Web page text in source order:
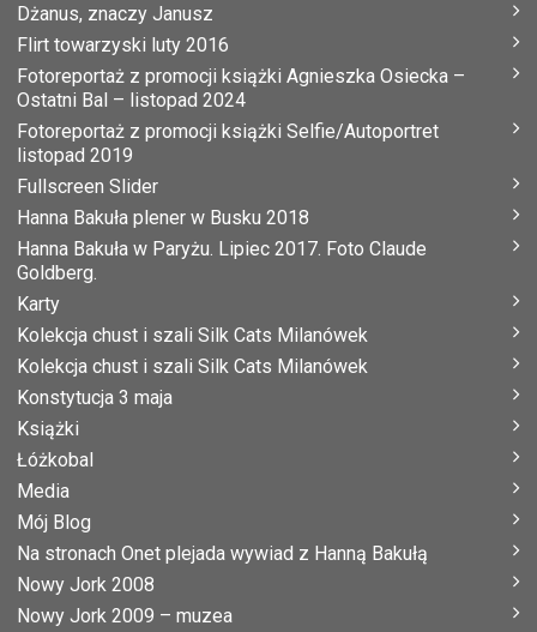
Dżanus, znaczy Janusz
Flirt towarzyski luty 2016
Fotoreportaż z promocji książki Agnieszka Osiecka –
Ostatni Bal – listopad 2024
Fotoreportaż z promocji książki Selfie/Autoportret
listopad 2019
Fullscreen Slider
Hanna Bakuła plener w Busku 2018
Hanna Bakuła w Paryżu. Lipiec 2017. Foto Claude
Goldberg.
Karty
Kolekcja chust i szali Silk Cats Milanówek
Kolekcja chust i szali Silk Cats Milanówek
Konstytucja 3 maja
Książki
Łóżkobal
Media
Mój Blog
Na stronach Onet plejada wywiad z Hanną Bakułą
Nowy Jork 2008
Nowy Jork 2009 – muzea